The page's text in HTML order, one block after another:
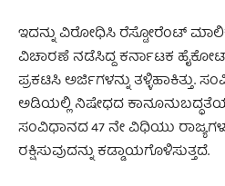
ಇದನ್ನು ವಿರೋಧಿಸಿ ರೆಸ್ಟೋರೆಂಟ್
ವಿಚಾರಣೆ ನಡೆಸಿದ್ದ ಕರ್ನಾಟಕ
ಪ್ರಕಟಿಸಿ ಅರ್ಜಿಗಳನ್ನು ತಳ್ಳಿಹಾಕಿತ್ತು.
ಅಡಿಯಲ್ಲಿ ನಿಷೇಧದ
ಸಂವಿಧಾನದ 47 ನೇ ವಿಧಿಯು
ರಕ್ಷಿಸುವುದನ್ನು ಕಡ್ಡಾಯಗೊಳಿಸುತ್ತದೆ.